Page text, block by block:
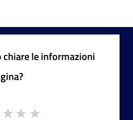
chiare le informazioni